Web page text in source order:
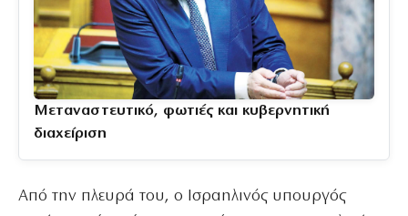
Μεταναστευτικό, φωτιές και κυβερνητική
διαχείριση
Από την πλευρά του, ο Ισραηλινός υπουργός